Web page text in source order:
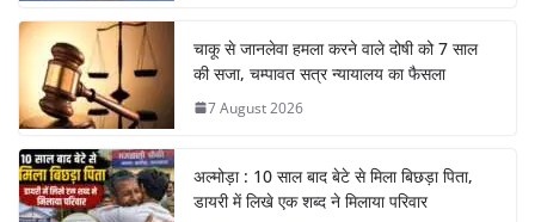
चाकू से जानलेवा हमला करने वाले दोषी को 7 साल
की सजा, चम्पावत सत्र न्यायालय का फैसला
7 August 2026
अल्मोड़ा : 10 साल बाद बेटे से मिला बिछड़ा पिता,
डायरी में लिखे एक शब्द ने मिलाया परिवार